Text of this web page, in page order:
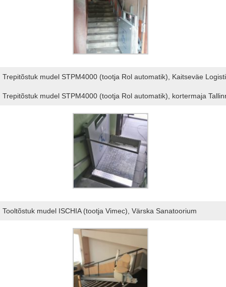
Trepitõstuk mudel STPM4000 (tootja Rol automatik), Kaitseväe
Trepitõstuk mudel STPM4000 (tootja Rol automatik), kortermaja
Tooltõstuk mudel ISCHIA (tootja Vimec), Värska Sanatoorium